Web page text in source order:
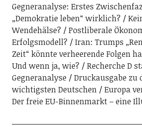
Gegneranalyse: Erstes
„Demokratie leben“ wirklich?
Wendehälse?
Postliberale
Erfolgsmodell?
Iran: Trumps
Zeit“ könnte verheerende Folgen
Und wenn ja, wie?
Recherche D
Gegneranalyse
Druckausgabe zu
wichtigsten Deutschen
Europa
Der freie EU-Binnenmarkt – eine